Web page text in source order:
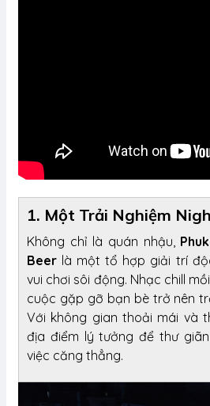
1. Một Trải Nghiệm
Không chỉ là quán nhậu,
Beer là một tổ hợp giải trí
vui chơi sôi động. Nhạc chill
cuộc gặp gỡ bạn bè trở nên
Với không gian thoải mái và
địa điểm lý tưởng để thư
việc căng thẳng.